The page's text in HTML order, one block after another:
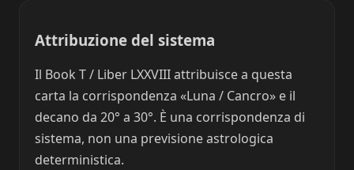
Attribuzione del sistema
Il Book T / Liber LXXVIII attribuisce a questa
carta la corrispondenza «Luna / Cancro» e il
decano da 20° a 30°. È una corrispondenza di
sistema, non una previsione astrologica
deterministica.